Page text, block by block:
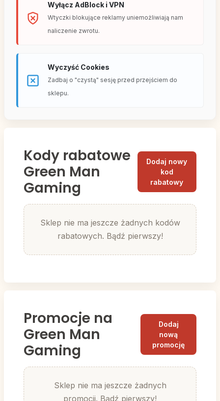
Wyłącz AdBlock i VPN
Wtyczki blokujące reklamy uniemożliwiają nam
naliczenie zwrotu.
Wyczyść Cookies
Zadbaj o "czystą" sesję przed przejściem do
sklepu.
Kody rabatowe
Green Man
Gaming
Dodaj nowy
kod
rabatowy
Sklep nie ma jeszcze żadnych kodów
rabatowych. Bądź pierwszy!
Promocje na
Green Man
Gaming
Dodaj
nową
promocję
Sklep nie ma jeszcze żadnych
promocji. Bądź pierwszy!